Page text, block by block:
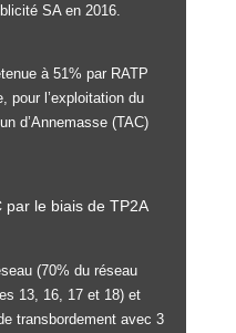
SA en 2016.
à 51% par RATP
pour l’exploitation du
d’Annemasse (TAC)
par le biais de TP2A
(70% du réseau
13, 16, 17 et 18) et
transbordement avec 3